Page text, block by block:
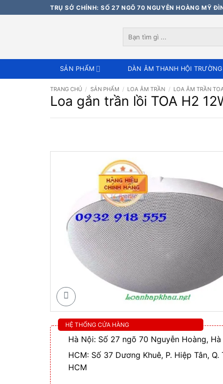
qua
TRỤ SỞ CHÍNH: SỐ 27 NGÕ 70 NGUYỄN HOÀNG MỸ
kiếm:
SẢN PHẨM DÀN ÂM THANH HỘI TRƯỜNG
TRANG CHỦ / SẢN PHẨM / LOA ÂM TRẦN / LOA ÂM TRẦN
Loa gắn trần lồi TOA H2
HỆ THỐNG CỬA HÀNG
Hà Nội: Số 27 ngõ 70 Nguyễn Hoàng, Hà
HCM: Số 37 Dương Khuê, P. Hiệp Tân, Q.
HCM